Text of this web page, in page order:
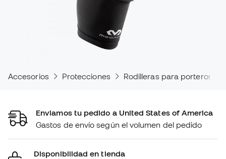
Accesorios Protecciones Rodilleras para porteros
Enviamos tu pedido a United States of America
Gastos de envío según el volumen del pedido
Disponibilidad en tienda